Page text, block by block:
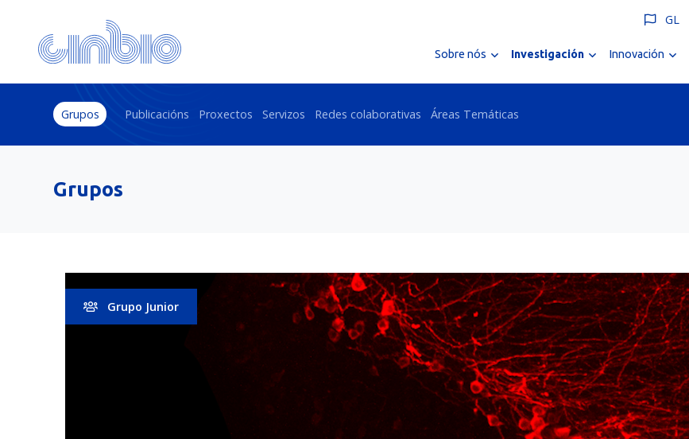
GL
Sobre nós Investigación Innovación
Grupos Publicacións Proxectos Servizos Redes colaborativas Áreas Temáticas
Grupos
Grupo Junior